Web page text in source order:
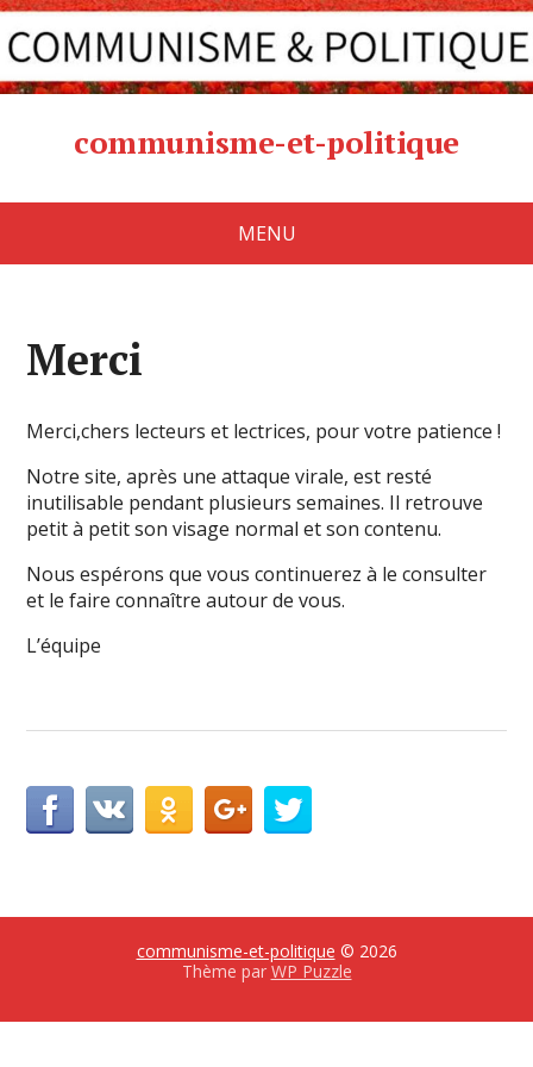
communisme-et-politique
MENU
Merci
Merci,chers lecteurs et lectrices, pour votre patience !
Notre site, après une attaque virale, est resté
inutilisable pendant plusieurs semaines. Il retrouve
petit à petit son visage normal et son contenu.
Nous espérons que vous continuerez à le consulter
et le faire connaître autour de vous.
L’équipe
communisme-et-politique © 2026
Thème par WP Puzzle